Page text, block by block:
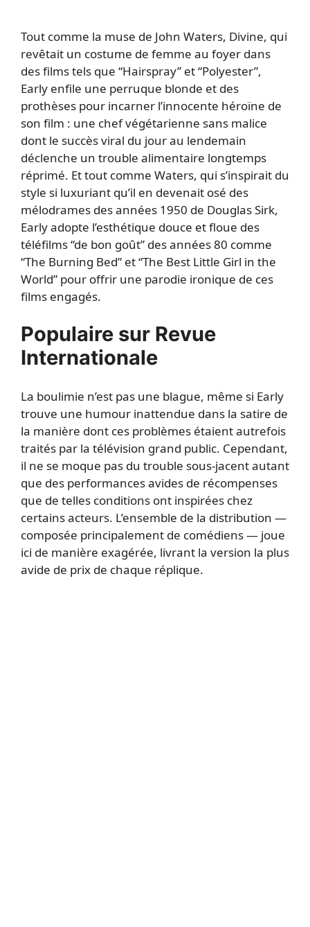
Tout comme la muse de John Waters, Divine, qui
revêtait un costume de femme au foyer dans
des films tels que “Hairspray” et “Polyester”,
Early enfile une perruque blonde et des
prothèses pour incarner l’innocente héroïne de
son film : une chef végétarienne sans malice
dont le succès viral du jour au lendemain
déclenche un trouble alimentaire longtemps
réprimé. Et tout comme Waters, qui s’inspirait du
style si luxuriant qu’il en devenait osé des
mélodrames des années 1950 de Douglas Sirk,
Early adopte l’esthétique douce et floue des
téléfilms “de bon goût” des années 80 comme
“The Burning Bed” et “The Best Little Girl in the
World” pour offrir une parodie ironique de ces
films engagés.
Populaire sur Revue
Internationale
La boulimie n’est pas une blague, même si Early
trouve une humour inattendue dans la satire de
la manière dont ces problèmes étaient autrefois
traités par la télévision grand public. Cependant,
il ne se moque pas du trouble sous-jacent autant
que des performances avides de récompenses
que de telles conditions ont inspirées chez
certains acteurs. L’ensemble de la distribution —
composée principalement de comédiens — joue
ici de manière exagérée, livrant la version la plus
avide de prix de chaque réplique.